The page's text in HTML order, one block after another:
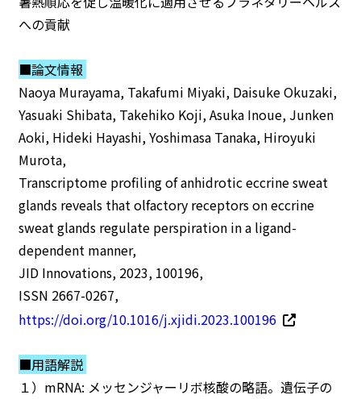
への貢献
■論文情報
Naoya Murayama, Takafumi Miyaki, Daisuke Okuzaki,
Yasuaki Shibata, Takehiko Koji, Asuka Inoue, Junken
Aoki, Hideki Hayashi, Yoshimasa Tanaka, Hiroyuki
Murota,
Transcriptome profiling of anhidrotic eccrine sweat
glands reveals that olfactory receptors on eccrine
sweat glands regulate perspiration in a ligand-
dependent manner,
JID Innovations, 2023, 100196,
ISSN 2667-0267,
https://doi.org/10.1016/j.xjidi.2023.100196
■用語解説
１）mRNA: メッセンジャーリボ核酸の略語。遺伝子の